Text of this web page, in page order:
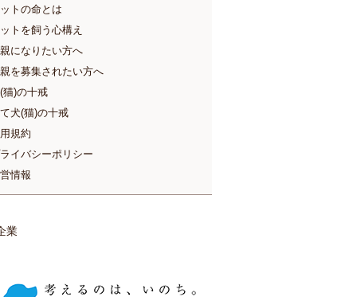
トの命とは
トを飼う心構え
になりたい方へ
を募集されたい方へ
猫)の十戒
犬(猫)の十戒
規約
イバシーポリシー
情報
業